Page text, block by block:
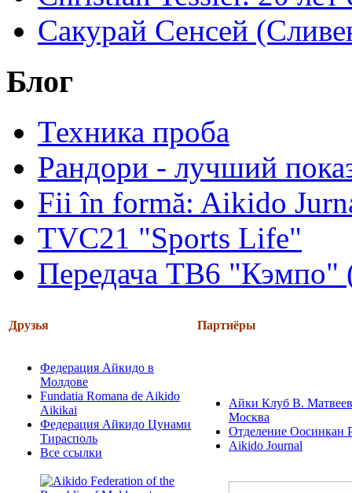
Сакурай Сенсей
Блог
Техника проба
Рандори - лучший
Fii în formă: Aikido
TVC21 "Sports Life"
Передача ТВ6 "Кэмпо"
Друзья Партнёры
Федерация Айкидо в
Молдове
Fundatia Romana de Aikido
Aikikai
Федерация Айкидо Цунами
Тирасполь
Все ссылки
Айки Клуб В.
Москва
Отделение Оосинкан
Aikido Journal